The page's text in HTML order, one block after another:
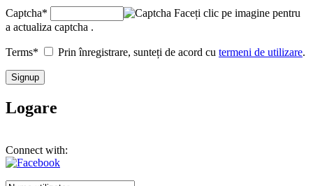
Captcha*
Faceți clic pe imagine pentru
a actualiza captcha .
Terms* Prin înregistrare, sunteți de acord cu termeni de utilizare.
Logare
Connect with: